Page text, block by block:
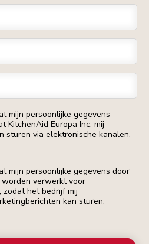
mijn persoonlijke gegevens
KitchenAid Europa Inc. mij
sturen via elektronische kanalen.
mijn persoonlijke gegevens door
worden verwerkt voor
het bedrijf mij
kan sturen.